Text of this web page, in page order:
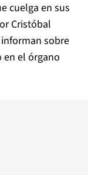
cuelga en sus
Cristóbal
sobre
el órgano